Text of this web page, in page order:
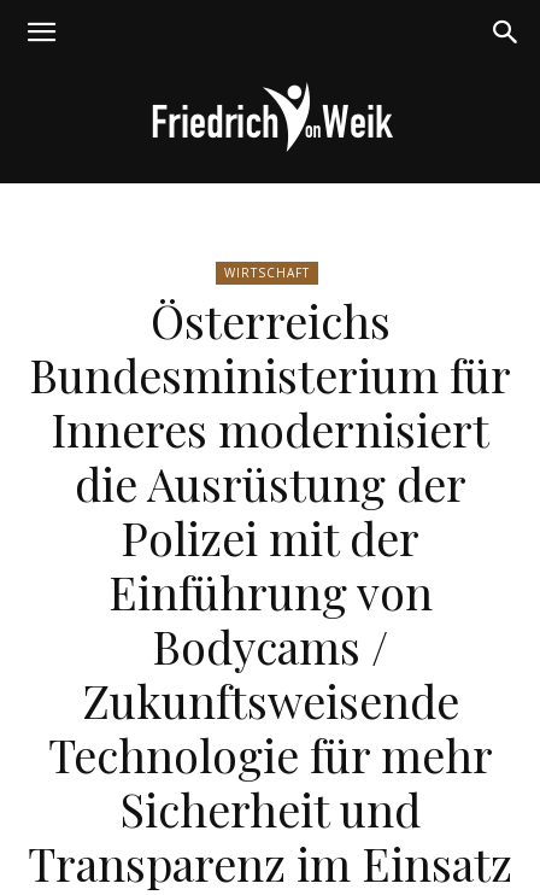
von
Weik
WIRTSCHAFT
Österreichs
Bundesministerium für
Inneres modernisiert
die Ausrüstung der
Polizei mit der
Einführung von
Bodycams /
Zukunftsweisende
Technologie für mehr
Sicherheit und
Transparenz im Einsatz